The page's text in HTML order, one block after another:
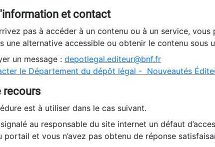
et contact
pas à accéder à un contenu ou à un service,
une alternative accessible ou obtenir le contenu sous
un message : depotlegal.editeur@bnf.fr
le Département du dépôt légal - Nouveautés
recours
est à utiliser dans le cas suivant.
au responsable du site internet un défaut
portail et vous n’avez pas obtenu de réponse